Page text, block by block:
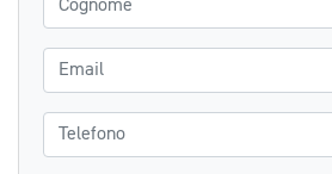
Email
Telefono